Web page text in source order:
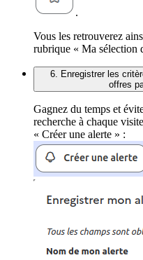
.
Vous les retrouverez
rubrique « Ma sélection
6. Enregistrer les
offres
Gagnez du temps et
recherche à chaque
« Créer une alerte » :